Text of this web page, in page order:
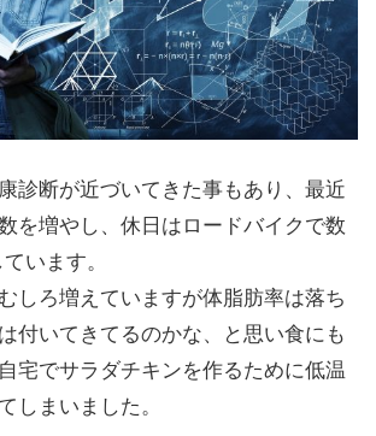
診断が近づいてきた事もあり、最近
を増やし、休日はロードバイクで数
います。
しろ増えていますが体脂肪率は落ち
付いてきてるのかな、と思い食にも
宅でサラダチキンを作るために低温
しまいました。